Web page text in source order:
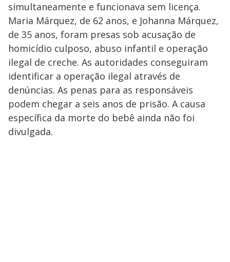
simultaneamente e funcionava sem licença.
Maria Márquez, de 62 anos, e Johanna Márquez,
de 35 anos, foram presas sob acusação de
homicídio culposo, abuso infantil e operação
ilegal de creche. As autoridades conseguiram
identificar a operação ilegal através de
denúncias. As penas para as responsáveis
podem chegar a seis anos de prisão. A causa
específica da morte do bebê ainda não foi
divulgada.